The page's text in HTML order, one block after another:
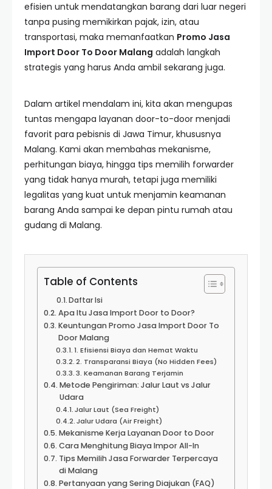
efisien untuk mendatangkan barang dari luar negeri
tanpa pusing memikirkan pajak, izin, atau
transportasi, maka memanfaatkan Promo Jasa
Import Door To Door Malang adalah langkah
strategis yang harus Anda ambil sekarang juga.
Dalam artikel mendalam ini, kita akan mengupas
tuntas mengapa layanan door-to-door menjadi
favorit para pebisnis di Jawa Timur, khususnya
Malang. Kami akan membahas mekanisme,
perhitungan biaya, hingga tips memilih forwarder
yang tidak hanya murah, tetapi juga memiliki
legalitas yang kuat untuk menjamin keamanan
barang Anda sampai ke depan pintu rumah atau
gudang di Malang.
Table of Contents
Daftar Isi
Apa Itu Jasa Import Door to Door?
Keuntungan Promo Jasa Import Door To
Door Malang
1. Efisiensi Biaya dan Hemat Waktu
2. Transparansi Biaya (No Hidden Fees)
3. Keamanan Barang Terjamin
Metode Pengiriman: Jalur Laut vs Jalur
Udara
Jalur Laut (Sea Freight)
Jalur Udara (Air Freight)
Mekanisme Kerja Layanan Door to Door
Cara Menghitung Biaya Impor All-In
Tips Memilih Jasa Forwarder Terpercaya
di Malang
Pertanyaan yang Sering Diajukan (FAQ)